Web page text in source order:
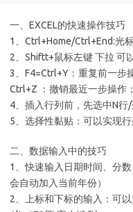
一、EXCEL的快速操作技巧
1、Ctrl+Home/Ctrl+End:光
2、Shiftt+鼠标左键 下拉 可
3、F4=Ctrl+Y：重复前一步
Ctrl+Z ：撤销最近一步操作；
4、插入行列前，先选中N行
5、选择性黏贴：可以实现行
二、数据输入中的技巧
1、快速输入日期时间、分
会自动加入当前年份）
2、上标和下标的输入：可